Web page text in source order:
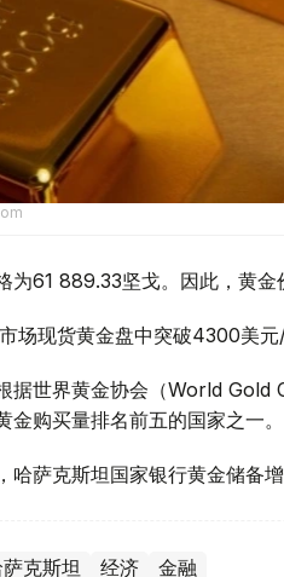
为61 889.33坚戈。因此，黄
场现货黄金盘中突破4300美元
据世界黄金协会（World
金购买量排名前五的国家之一。
哈萨克斯坦国家银行黄金储备增
萨克斯坦 经济 金融